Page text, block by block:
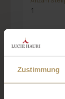
Zustimmung